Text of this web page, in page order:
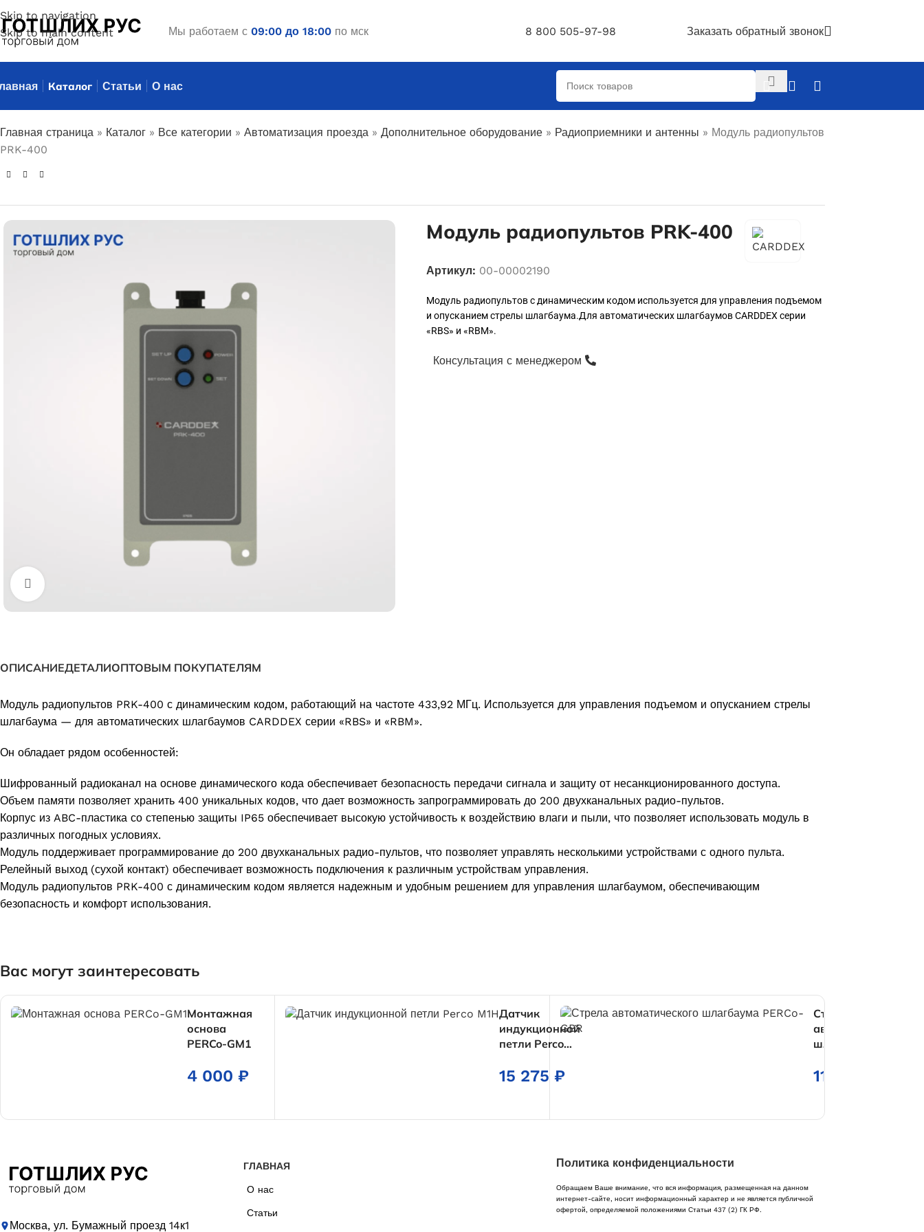
Skip to navigation
Skip to main content
Мы работаем с 09:00 до 18:00 по мск 8 800 505-97-98 Заказать обратный звонок
Каталог Статьи О нас
Главная страница » Каталог » Все категории » Автоматизация проезда » Дополнительное оборудование » Радиоприемники и антенны » Модуль радиопультов
PRK-400
Модуль радиопультов PRK-400
Артикул: 00-00002190
Модуль радиопультов с динамическим кодом используется для управления подъемом
и опусканием стрелы шлагбаума.Для автоматических шлагбаумов CARDDEX серии
«RBS» и «RBM».
Консультация с менеджером
ОПИСАНИЕДЕТАЛИОПТОВЫМ ПОКУПАТЕЛЯМ
Модуль радиопультов PRK-400 с динамическим кодом, работающий на частоте 433,92 МГц. Используется для управления подъемом и опусканием стрелы
шлагбаума — для автоматических шлагбаумов CARDDEX серии «RBS» и «RBM».
Он обладает рядом особенностей:
Шифрованный радиоканал на основе динамического кода обеспечивает безопасность передачи сигнала и защиту от несанкционированного доступа.
Объем памяти позволяет хранить 400 уникальных кодов, что дает возможность запрограммировать до 200 двухканальных радио-пультов.
Корпус из ABC-пластика со степенью защиты IP65 обеспечивает высокую устойчивость к воздействию влаги и пыли, что позволяет использовать модуль в
различных погодных условиях.
Модуль поддерживает программирование до 200 двухканальных радио-пультов, что позволяет управлять несколькими устройствами с одного пульта.
Релейный выход (сухой контакт) обеспечивает возможность подключения к различным устройствам управления.
Модуль радиопультов PRK-400 с динамическим кодом является надежным и удобным решением для управления шлагбаумом, обеспечивающим
безопасность и комфорт использования.
Вас могут заинтересовать
Монтажная
основа
PERCo-GM1
4 000 ₽
Датчик
индукционной
петли Perco
15 275 ₽
Стрела
автоматического
шлагбаума
11 675
Москва, ул. Бумажный проезд 14к1
ГЛАВНАЯ
О нас
Статьи
Политика конфиденциальности
Обращаем Ваше внимание, что вся информация, размещенная на данном
интернет-сайте, носит информационный характер и не является публичной
офертой, определяемой положениями Статьи 437 (2) ГК РФ.